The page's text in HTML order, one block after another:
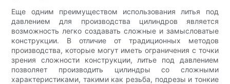
Еще одним преимуществом использования литья под
давлением для производства цилиндров является
возможность легко создавать сложные и замысловатые
конструкции. В отличие от традиционных методов
производства, которые могут иметь ограничения с точки
зрения сложности конструкции, литье под давлением
позволяет производить цилиндры со сложными
характеристиками, такими как резьба, подрезы и тонкие